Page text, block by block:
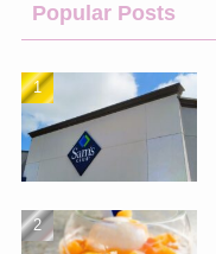
Popular Posts